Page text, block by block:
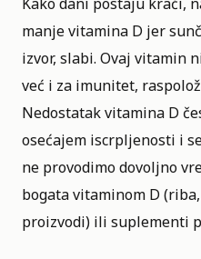
manje vitamina D jer
izvor, slabi. Ovaj vitamin
već i za imunitet,
Nedostatak vitamina D
osećajem iscrpljenosti i
ne provodimo dovoljno
bogata vitaminom D
proizvodi) ili suplementi